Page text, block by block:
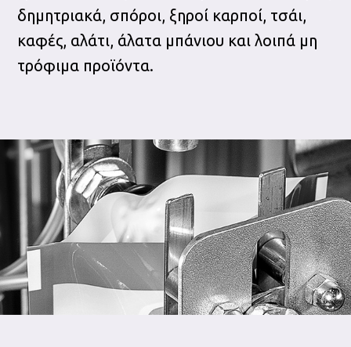
δημητριακά, σπόροι, ξηροί καρποί, τσάι,
καφές, αλάτι, άλατα μπάνιου και λοιπά μη
τρόφιμα προϊόντα.